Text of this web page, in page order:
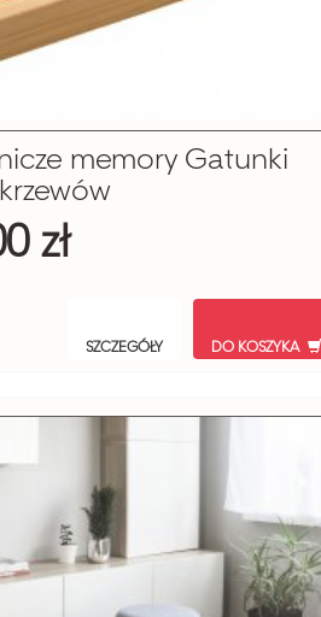
memory Gatunki
zł
SZCZEGÓŁY DO KOSZYKA